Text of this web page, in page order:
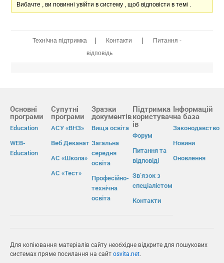
Вибачте , ви повинні увійти в систему , щоб відповісти в темі .
Технічна підтримка | Контакти |
Питання -
відповідь
Основні
програми
Education
WEB-
Education
Супутні
програми
АСУ «ВНЗ»
Веб Деканат
АС «Школа»
АС «Тест»
Зразки
документів
Вища освіта
Загальна
середня
освіта
Професійно-
технічна
освіта
Підтримка
користувач
ів
Форум
Питання та
відповіді
Зв’язок з
спеціалістом
Контакти
Інформацій
на база
Законодавство
Новини
Оновлення
Для копіювання матеріалів сайту необхідне відкрите для пошукових
системах пряме посилання на сайт osvita.net.